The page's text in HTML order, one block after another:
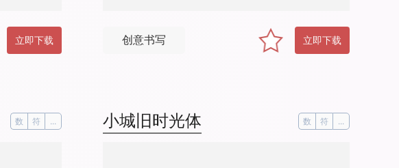
立即下载 创意书写 立即下载
数 符 ... 小城旧时光体 数 符 ...